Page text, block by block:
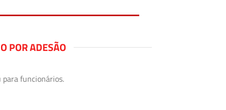
POR ADESÃO
para funcionários.